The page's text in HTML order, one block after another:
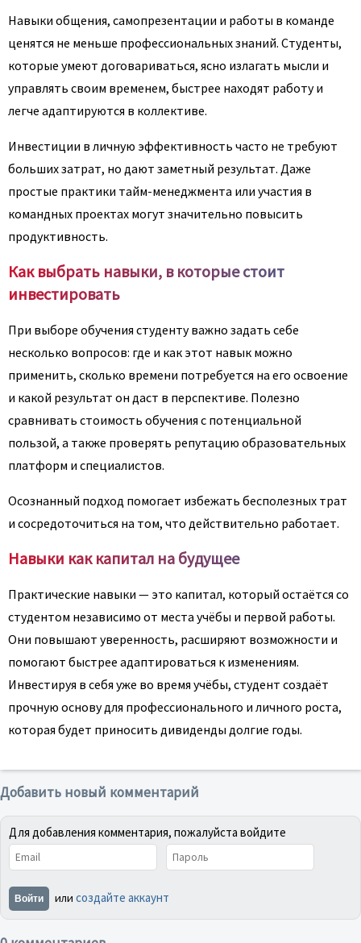
Навыки общения, самопрезентации и работы в команде
ценятся не меньше профессиональных знаний. Студенты,
которые умеют договариваться, ясно излагать мысли и
управлять своим временем, быстрее находят работу и
легче адаптируются в коллективе.
Инвестиции в личную эффективность часто не требуют
больших затрат, но дают заметный результат. Даже
простые практики тайм-менеджмента или участия в
командных проектах могут значительно повысить
продуктивность.
Как выбрать навыки, в которые стоит
инвестировать
При выборе обучения студенту важно задать себе
несколько вопросов: где и как этот навык можно
применить, сколько времени потребуется на его освоение
и какой результат он даст в перспективе. Полезно
сравнивать стоимость обучения с потенциальной
пользой, а также проверять репутацию образовательных
платформ и специалистов.
Осознанный подход помогает избежать бесполезных трат
и сосредоточиться на том, что действительно работает.
Навыки как капитал на будущее
Практические навыки — это капитал, который остаётся со
студентом независимо от места учёбы и первой работы.
Они повышают уверенность, расширяют возможности и
помогают быстрее адаптироваться к изменениям.
Инвестируя в себя уже во время учёбы, студент создаёт
прочную основу для профессионального и личного роста,
которая будет приносить дивиденды долгие годы.
Добавить новый комментарий
Для добавления комментария, пожалуйста войдите
Войти или создайте аккаунт